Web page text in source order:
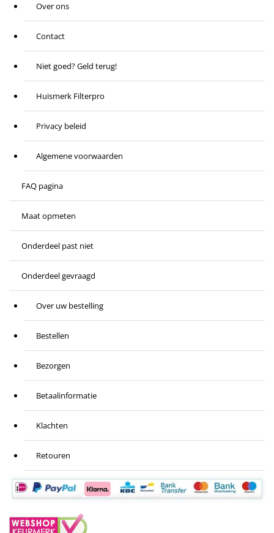
Over ons
Contact
Niet goed? Geld terug!
Huismerk Filterpro
Privacy beleid
Algemene voorwaarden
FAQ pagina
Maat opmeten
Onderdeel past niet
Onderdeel gevraagd
Over uw bestelling
Bestellen
Bezorgen
Betaalinformatie
Klachten
Retouren